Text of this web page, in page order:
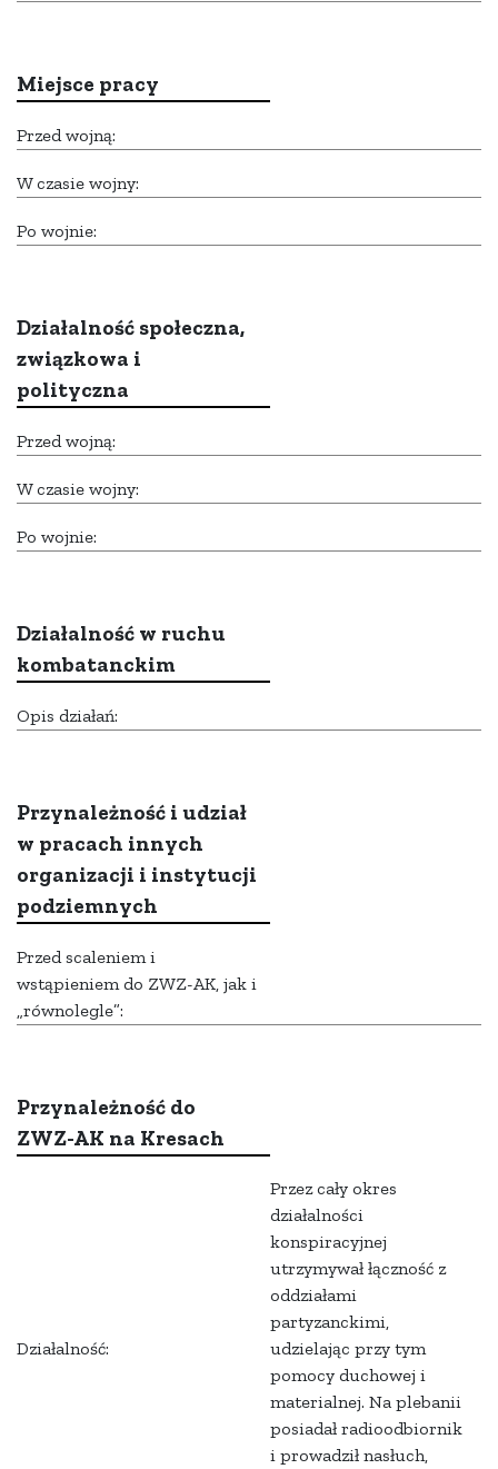
Miejsce pracy
Przed wojną:
W czasie wojny:
Po wojnie:
Działalność społeczna,
związkowa i
polityczna
Przed wojną:
W czasie wojny:
Po wojnie:
Działalność w ruchu
kombatanckim
Opis działań:
Przynależność i udział
w pracach innych
organizacji i instytucji
podziemnych
Przed scaleniem i
wstąpieniem do ZWZ-AK, jak i
„równolegle”:
Przynależność do
ZWZ-AK na Kresach
Działalność:
Przez cały okres
działalności
konspiracyjnej
utrzymywał łączność z
oddziałami
partyzanckimi,
udzielając przy tym
pomocy duchowej i
materialnej. Na plebanii
posiadał radioodbiornik
i prowadził nasłuch,